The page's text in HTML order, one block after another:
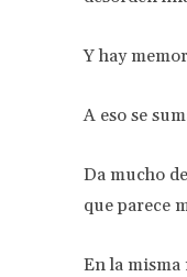
Y hay
A eso se
Da mucho
que parece
En la